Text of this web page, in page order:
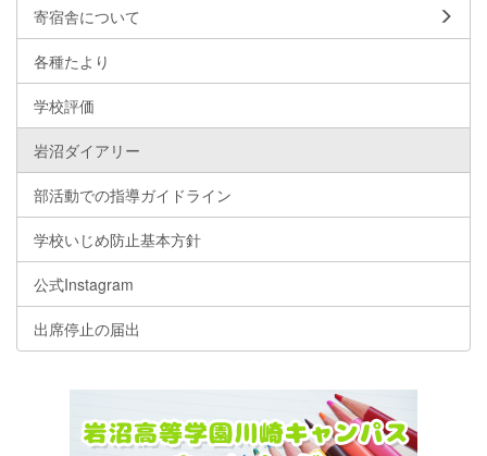
寄宿舎について
各種たより
学校評価
岩沼ダイアリー
部活動での指導ガイドライン
学校いじめ防止基本方針
公式Instagram
出席停止の届出